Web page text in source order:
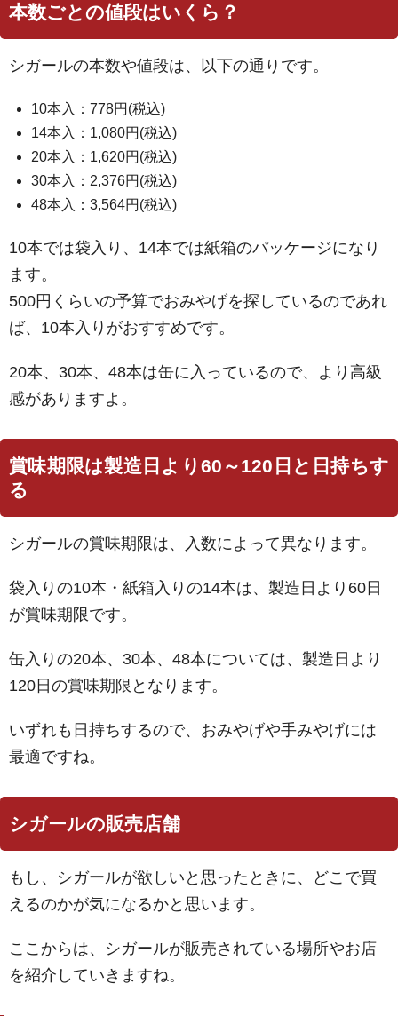
本数ごとの値段はいくら？
シガールの本数や値段は、以下の通りです。
10本入：778円(税込)
14本入：1,080円(税込)
20本入：1,620円(税込)
30本入：2,376円(税込)
48本入：3,564円(税込)
10本では袋入り、14本では紙箱のパッケージになり
ます。
500円くらいの予算でおみやげを探しているのであれ
ば、10本入りがおすすめです。
20本、30本、48本は缶に入っているので、より高級
感がありますよ。
賞味期限は製造日より60～120日と日持ちす
る
シガールの賞味期限は、入数によって異なります。
袋入りの10本・紙箱入りの14本は、製造日より60日
が賞味期限です。
缶入りの20本、30本、48本については、製造日より
120日の賞味期限となります。
いずれも日持ちするので、おみやげや手みやげには
最適ですね。
シガールの販売店舗
もし、シガールが欲しいと思ったときに、どこで買
えるのかが気になるかと思います。
ここからは、シガールが販売されている場所やお店
を紹介していきますね。